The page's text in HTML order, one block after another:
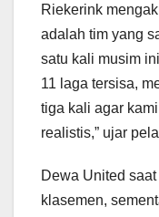
Riekerink
adalah tim yang
satu kali musim
11 laga tersisa,
tiga kali agar
realistis,” ujar
Dewa United
klasemen,